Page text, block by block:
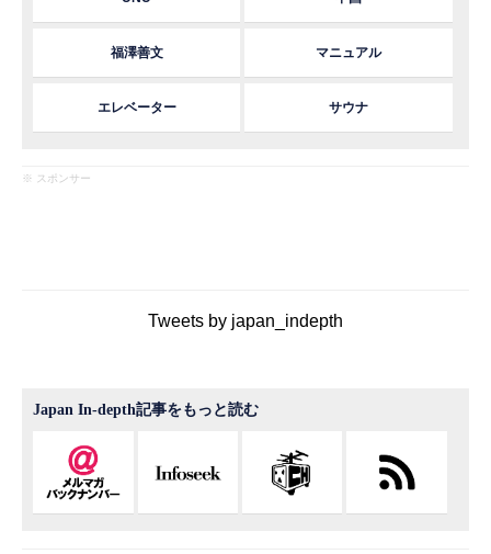
福澤善文 マニュアル
エレベーター サウナ
※ スポンサー
Tweets by japan_indepth
Japan In-depth記事をもっと読む